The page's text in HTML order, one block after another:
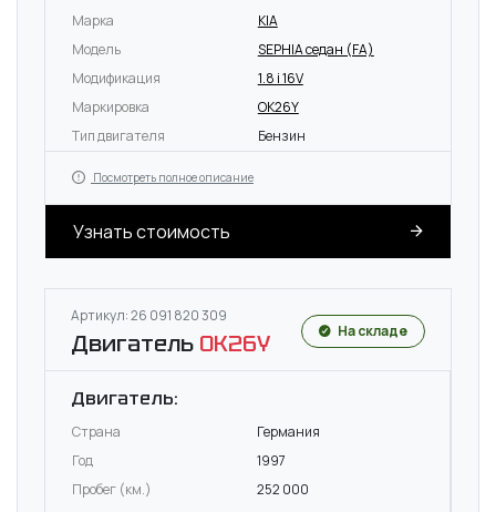
Марка
KIA
Модель
SEPHIA седан (FA)
Модификация
1.8 i 16V
Маркировка
OK26Y
Тип двигателя
Бензин
Посмотреть полное описание
Узнать стоимость
Артикул: 26 091 820 309
Двигатель OK26Y На складе
Двигатель:
Страна
Германия
Год
1997
Пробег (км.)
252 000